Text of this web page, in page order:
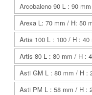
Arcobaleno 90 L : 90
Arexa L: 70 mm / H: 50
Artis 100 L : 100 / H : 40
Artis 80 L : 80 mm / H :
Asti GM L : 80 mm / H :
Asti PM L : 58 mm / H :